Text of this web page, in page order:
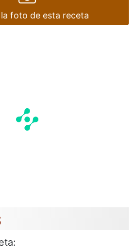
foto de esta receta